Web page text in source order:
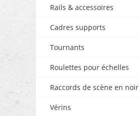
Rails & accessoires
Cadres supports
Tournants
Roulettes pour échelles
Raccords de scène en noir
Vérins